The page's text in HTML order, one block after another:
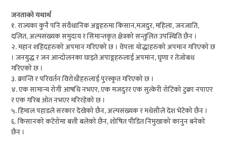
जनताको यथार्थ
१. राज्यका कुनै पनि संवैधानिक अङ्गहरुमा किसान,मजदुर, महिला, जनजाति,
दलित, अल्पसंख्यक समुदाय र सिमान्तकृत क्षेत्रको सन्तुलित उपस्थिति छैन ।
२. महान शहिदहरुको अपमान गरिएको छ । वेपत्ता योद्धाहरुको अपमान गरिएको छ
। जनयुद्ध र जन आन्दोलनका घाइते अपाङ्गहरुलाई अपमान, घृणा र तेजोबध
गरिएको छ ।
३. क्रान्ति र परिवर्तन विरोधीहरुलाई पुरस्कृत गरिएको छ ।
४. एक सामान्य रोगी आषधि नभएर, एक मजदुरर एक सुत्केरी रोटिको टुक्रा नपाएर
र एक गरिब ओत नभएर मरिरहेको छ ।
५. हिमाल पहाडले सरकार देखेको छैन, अल्पसंख्यक र मधेसीले देश भेटेको छैन ।
६. किसानको कटेरोमा बत्ती बलेको छैन, शोषित पीडित निमुखाको कानुन बनेको
छैन ।